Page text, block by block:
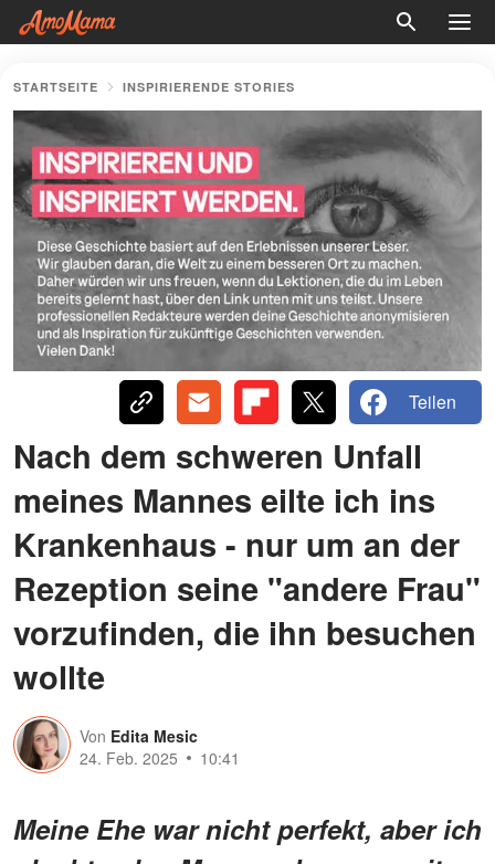
STARTSEITE INSPIRIERENDE STORIES
Teilen
Nach dem schweren Unfall
meines Mannes eilte ich ins
Krankenhaus - nur um an der
Rezeption seine "andere Frau"
vorzufinden, die ihn besuchen
wollte
Von Edita Mesic
24. Feb. 2025
10:41
Meine Ehe war nicht perfekt, aber ich